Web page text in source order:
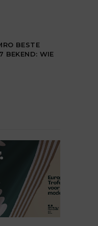
BESTE
BEKEND: WIE